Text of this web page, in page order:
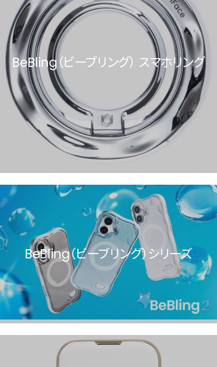
BeBling（ビーブリング） スマホリング
BeBling（ビーブリング）シリーズ